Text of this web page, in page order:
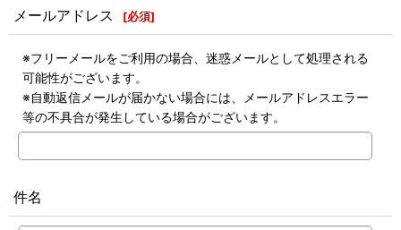
メールアドレス [必須]
※フリーメールをご利用の場合、迷惑メールとして処理される
可能性がございます。
※自動返信メールが届かない場合には、メールアドレスエラー
等の不具合が発生している場合がございます。
件名